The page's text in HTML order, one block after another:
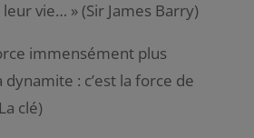
leur vie… » (Sir James Barry)
immensément plus
: c’est la force de
clé)